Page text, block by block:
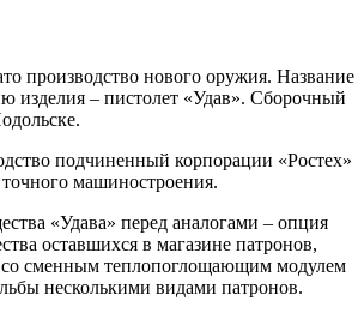
производство нового оружия. Название
изделия – пистолет «Удав». Сборочный
подчиненный корпорации «Ростех»
машиностроения.
«Удава» перед аналогами – опция
оставшихся в магазине патронов,
со сменным теплопоглощающим модулем
несколькими видами патронов.